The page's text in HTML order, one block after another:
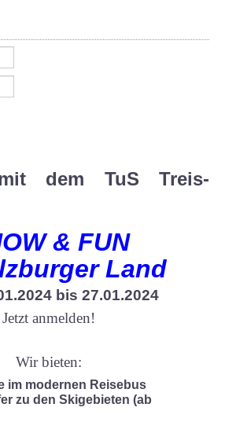
dem TuS Treis-
& FUN
Land
bis 27.01.2024
Jetzt anmelden!
Wir bieten:
im modernen Reisebus
zu den Skigebieten (ab